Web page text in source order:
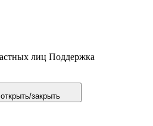
лиц Поддержка
закрыть